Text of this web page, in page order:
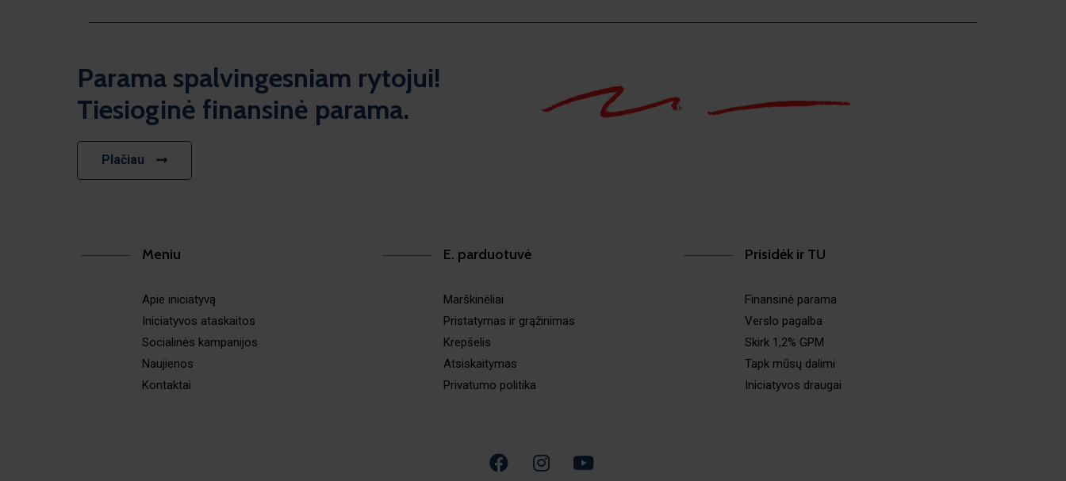
Parama spalvingesniam rytojui!
Tiesioginė finansinė parama.
Plačiau
Meniu
Apie iniciatyvą
Iniciatyvos ataskaitos
Socialinės kampanijos
Naujienos
Kontaktai
E. parduotuvė
Marškinėliai
Pristatymas ir grąžinimas
Krepšelis
Atsiskaitymas
Privatumo politika
Prisidėk ir TU
Finansinė parama
Verslo pagalba
Skirk 1,2% GPM
Tapk mūsų dalimi
Iniciatyvos draugai